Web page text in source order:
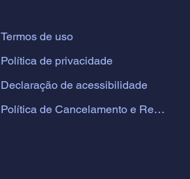
Termos de uso
Política de privacidade
Declaração de acessibilidade
Política de Cancelamento e Reembolso